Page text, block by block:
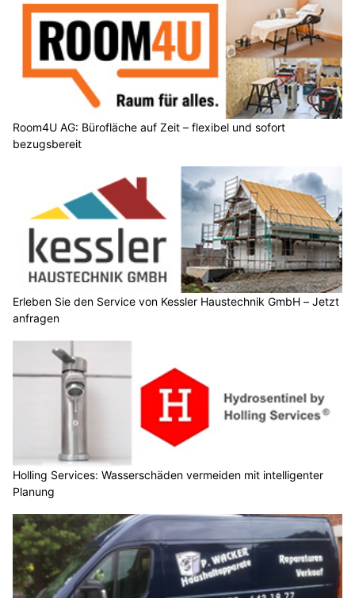
Room4U AG: Bürofläche auf Zeit – flexibel und sofort
bezugsbereit
Erleben Sie den Service von Kessler Haustechnik GmbH – Jetzt
anfragen
Holling Services: Wasserschäden vermeiden mit intelligenter
Planung